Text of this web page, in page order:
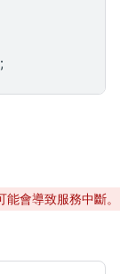
會導致服務中斷。